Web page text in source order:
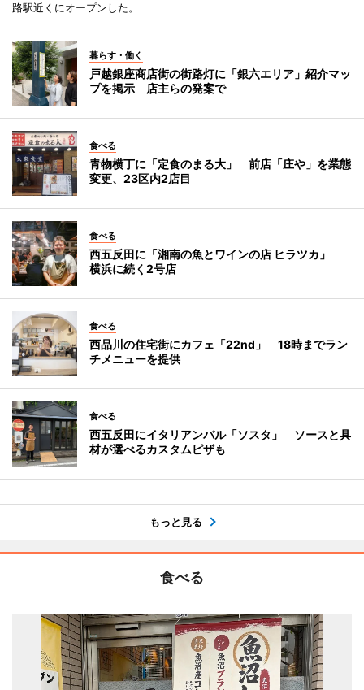
路駅近くにオープンした。
暮らす・働く
戸越銀座商店街の街路灯に「銀六エリア」紹介マッ
プを掲示 店主らの発案で
食べる
青物横丁に「定食のまる大」 前店「庄や」を業態
変更、23区内2店目
食べる
西五反田に「湘南の魚とワインの店 ヒラツカ」
横浜に続く2号店
食べる
西品川の住宅街にカフェ「22nd」 18時までラン
チメニューを提供
食べる
西五反田にイタリアンバル「ソスタ」 ソースと具
材が選べるカスタムピザも
もっと見る
食べる